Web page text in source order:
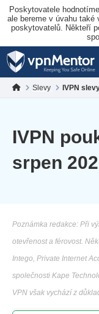
Poskytovatele
ale bereme v úvahu také
poskytovatelů. Někteří
Slevy IVPN
IVPN
srpen
Poznámka redakce: Při
otevřenost a férovost.
Intego, Private Internet
společnosti Kape
VPN však vychází z